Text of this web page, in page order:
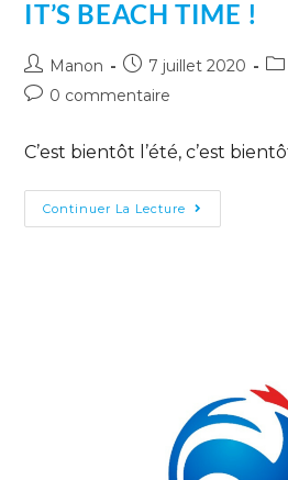
IT’S BEACH TIME !
Manon 7 juillet 2020
0 commentaire
C’est bientôt l’été, c’est
Continuer La Lecture